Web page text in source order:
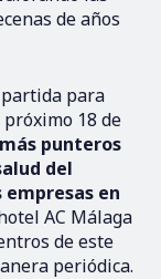
de años
para
18 de
punteros
del
en
AC Málaga
de este
periódica.